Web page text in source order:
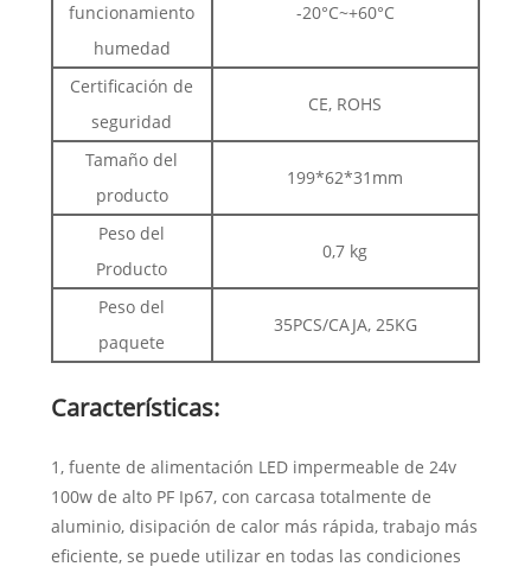
funcionamiento
humedad
-20°C~+60°C
Certificación de
seguridad
CE, ROHS
Tamaño del
producto
199*62*31mm
Peso del
Producto
0,7 kg
Peso del
paquete
35PCS/CAJA, 25KG
Características:
1, fuente de alimentación LED impermeable de 24v
100w de alto PF Ip67, con carcasa totalmente de
aluminio, disipación de calor más rápida, trabajo más
eficiente, se puede utilizar en todas las condiciones